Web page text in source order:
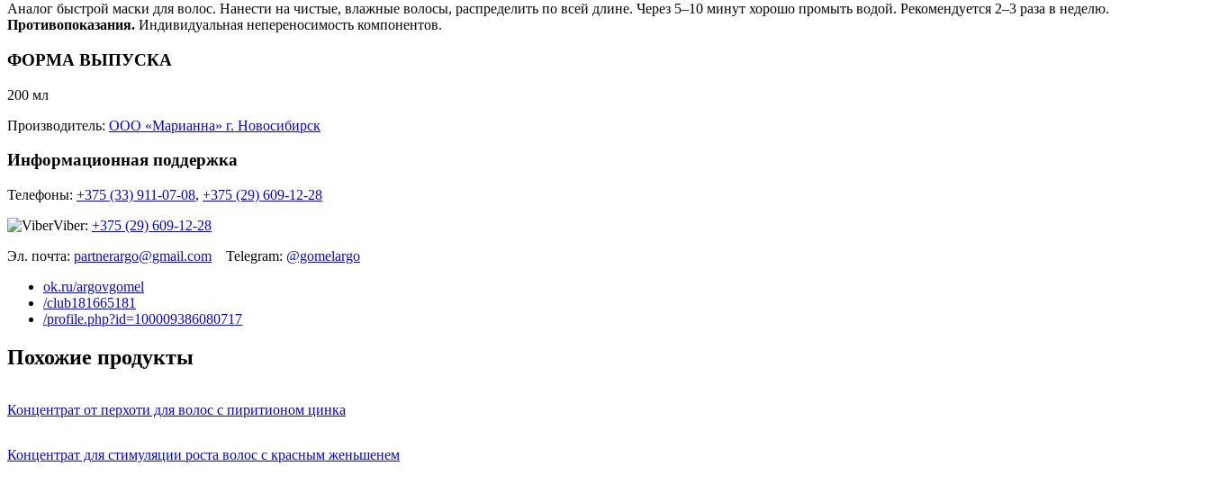
Аналог быстрой маски для волос. Нанести на чистые, влажные волосы, распределить по всей длине. Через 5–10 минут хорошо промыть водой. Рекомендуется 2–3 раза в неделю.
Противопоказания. Индивидуальная непереносимость компонентов.
ФОРМА ВЫПУСКА
200 мл
Производитель: ООО «Марианна» г. Новосибирск
Информационная поддержка
Телефоны: +375 (33) 911-07-08, +375 (29) 609-12-28
Viber: +375 (29) 609-12-28
Эл. почта: partnerargo@gmail.com Telegram: @gomelargo
ok.ru/argovgomel
/club181665181
/profile.php?id=100009386080717
Похожие продукты
Концентрат от перхоти для волос с пиритионом цинка
Концентрат для стимуляции роста волос с красным женьшенем